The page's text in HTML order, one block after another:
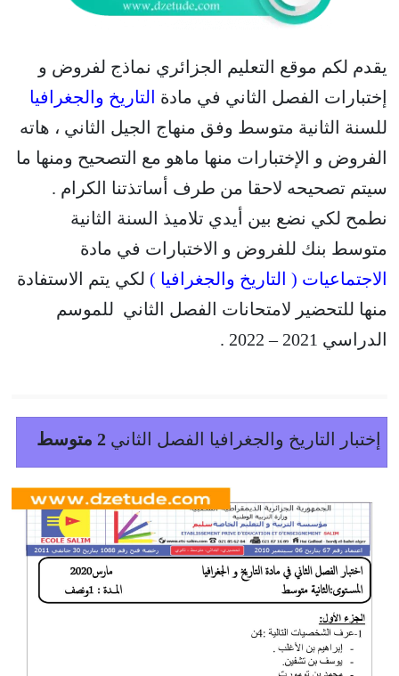
يقدم لكم موقع التعليم الجزائري نماذج لفروض و
إختبارات الفصل الثاني في مادة التاريخ والجغرافيا
للسنة الثانية متوسط وفق منهاج الجيل الثاني ، هاته
الفروض و الإختبارات منها ماهو مع التصحيح ومنها ما
سيتم تصحيحه لاحقا من طرف أساتذتنا الكرام .
نطمح لكي نضع بين أيدي تلاميذ السنة الثانية
متوسط بنك للفروض و الاختبارات في مادة
الاجتماعيات ( التاريخ والجغرافيا ) لكي يتم الاستفادة
منها للتحضير لامتحانات الفصل الثاني للموسم
الدراسي 2021 – 2022 .
إختبار التاريخ والجغرافيا الفصل الثاني 2 متوسط